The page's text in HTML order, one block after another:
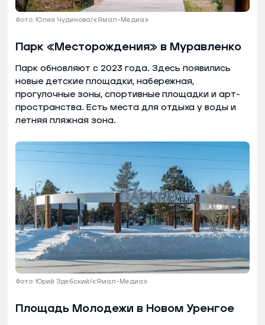
Фото: Юлия Чудинова/«Ямал-Медиа»
Парк «Месторождения» в Муравленко
Парк обновляют с 2023 года. Здесь появились
новые детские площадки, набережная,
прогулочные зоны, спортивные площадки и арт-
пространства. Есть места для отдыха у воды и
летняя пляжная зона.
Фото: Юрий Здебский/«Ямал-Медиа»
Площадь Молодежи в Новом Уренгое